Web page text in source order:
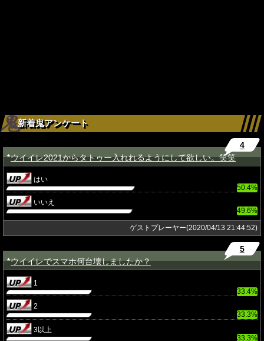
新着鬼アンケート
★ウイイレ2021からタトゥー入れれるようにして欲しい。笑笑
4
はい
50.4%
いいえ
49.6%
ゲストプレーヤー(2020/04/13 21:44:52)
★ウイイレでスマホ何台壊しましたか？
5
1
33.4%
2
33.3%
3以上
33.3%